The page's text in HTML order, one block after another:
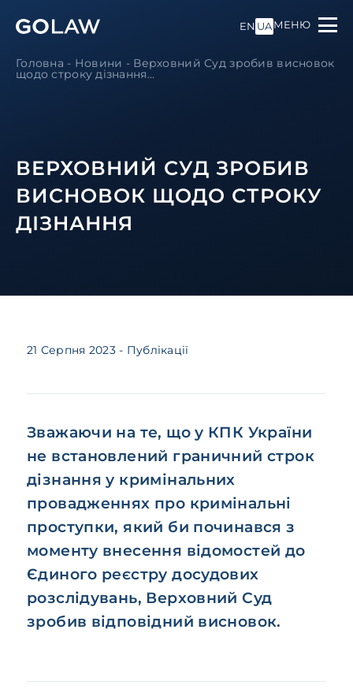
EN UAМЕНЮ
Головна - Новини - Верховний Суд зробив висновок
щодо строку дізнання...
ВЕРХОВНИЙ СУД ЗРОБИВ
ВИСНОВОК ЩОДО СТРОКУ
ДІЗНАННЯ
21 Серпня 2023 - Публікації
Зважаючи на те, що у КПК України
не встановлений граничний строк
дізнання у кримінальних
провадженнях про кримінальні
проступки, який би починався з
моменту внесення відомостей до
Єдиного реєстру досудових
розслідувань, Верховний Суд
зробив відповідний висновок.